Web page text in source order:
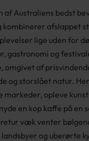
af Australiens bedst
kombinerer afslappet
lige uden for
gastronomi og
omgivet af
og storslået natur.
markeder, opleve
en kop kaffe på en
væk venter
og uberørte